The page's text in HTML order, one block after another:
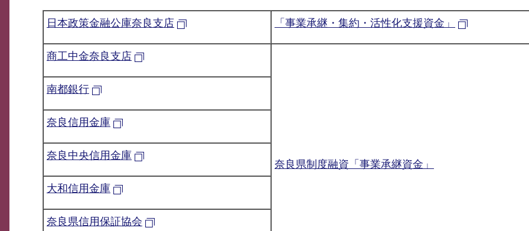
日本政策金融公庫奈良支店 「事業承継・集約・活性化支援資金」
商工中金奈良支店
奈良県制度融資「事業承継資金」
南都銀行
奈良信用金庫
奈良中央信用金庫
大和信用金庫
奈良県信用保証協会